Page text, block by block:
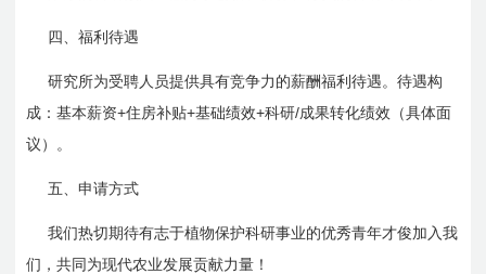
四、福利待遇
研究所为受聘人员提供具有竞争力的薪酬福利待遇。待遇构
成：基本薪资+住房补贴+基础绩效+科研/成果转化绩效（具体面
议）。
五、申请方式
我们热切期待有志于植物保护科研事业的优秀青年才俊加入我
们，共同为现代农业发展贡献力量！